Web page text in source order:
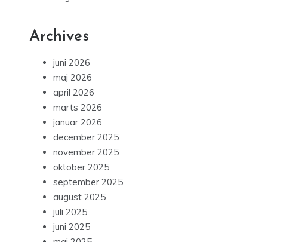
Archives
juni 2026
maj 2026
april 2026
marts 2026
januar 2026
december 2025
november 2025
oktober 2025
september 2025
august 2025
juli 2025
juni 2025